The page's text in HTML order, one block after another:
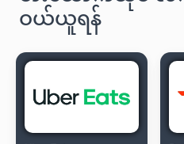
ဝယ်ယူရန်